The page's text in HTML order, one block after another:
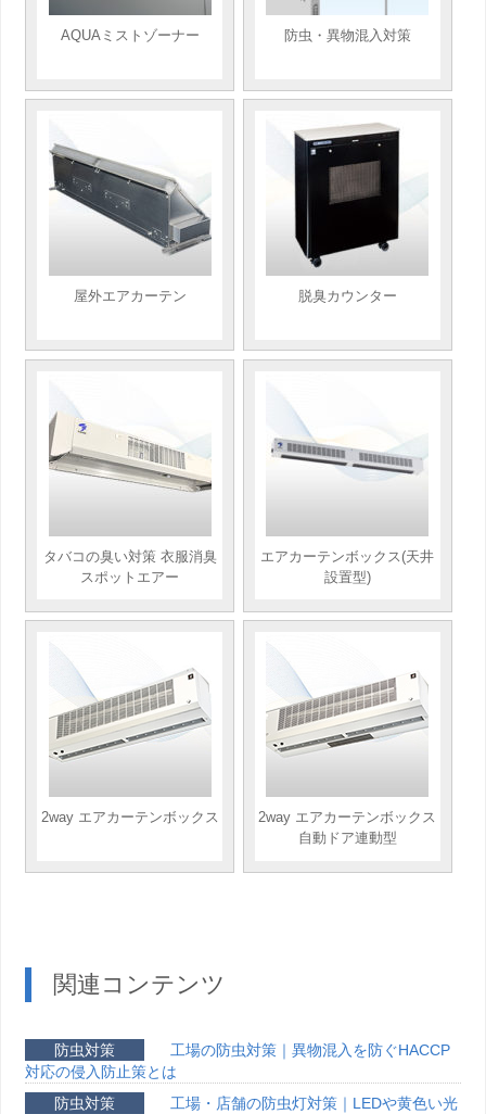
AQUAミストゾーナー 防虫・異物混入対策
屋外エアカーテン 脱臭カウンター
タバコの臭い対策 衣服消臭
スポットエアー
エアカーテンボックス(天井
設置型)
2way エアカーテンボックス
2way エアカーテンボックス
自動ドア連動型
関連コンテンツ
防虫対策
工場の防虫対策｜異物混入を防ぐHACCP
対応の侵入防止策とは
防虫対策
工場・店舗の防虫灯対策｜LEDや黄色い光